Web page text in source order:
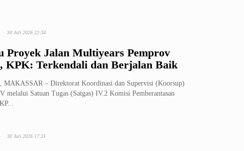
Proyek Jalan Multiyears Pemprov
KPK: Terkendali dan Berjalan Baik
30 Juli 2026 22:34
MAKASSAR – Direktorat Koordinasi dan Supervisi (Koorsup)
melalui Satuan Tugas (Satgas) IV.2 Komisi Pemberantasan
30 Juli 2026 17:21